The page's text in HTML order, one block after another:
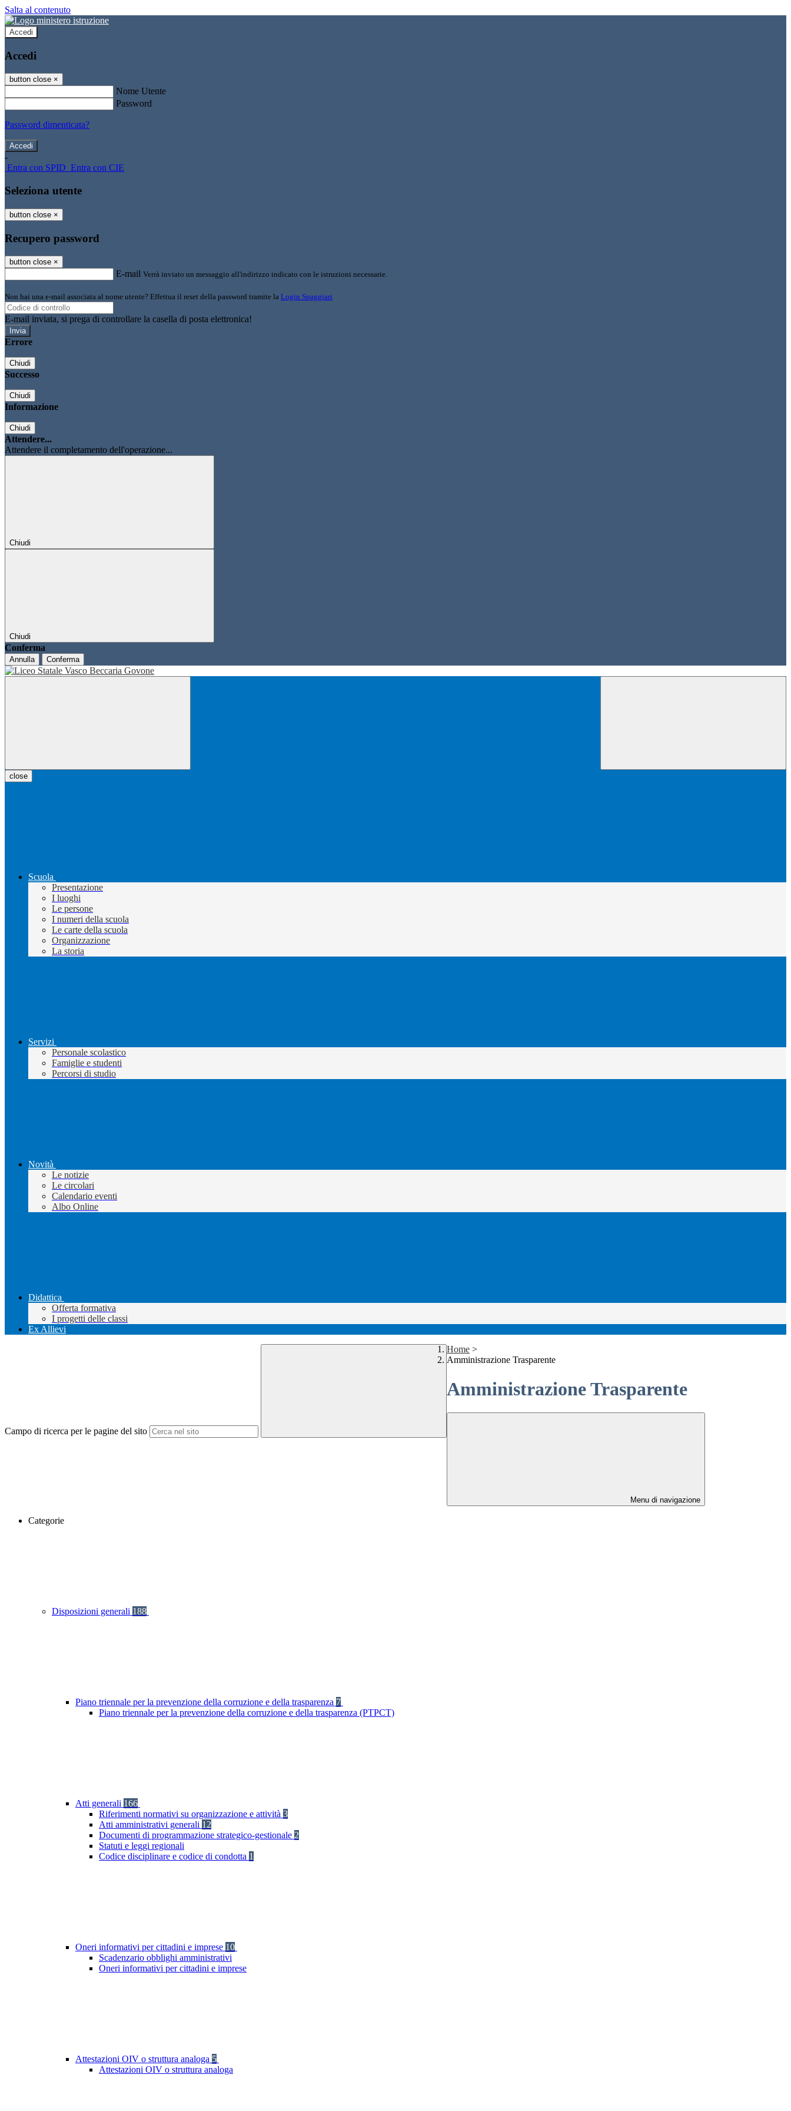
Salta al contenuto
Accedi
Accedi
button close ×
Nome Utente
Password
Password dimenticata?
-
Entra con SPID Entra con CIE
Seleziona utente
button close ×
Recupero password
button close ×
E-mail Verrà inviato un messaggio all'indirizzo indicato con le istruzioni necessarie.
Non hai una e-mail associata al nome utente? Effettua il reset della password tramite la Login Spaggiari
E-mail inviata, si prega di controllare la casella di posta elettronica!
Errore
Chiudi
Successo
Chiudi
Informazione
Chiudi
Attendere...
Attendere il completamento dell'operazione...
Chiudi
Chiudi
Conferma
Annulla Conferma
close
Scuola
Presentazione
I luoghi
Le persone
I numeri della scuola
Le carte della scuola
Organizzazione
La storia
Servizi
Personale scolastico
Famiglie e studenti
Percorsi di studio
Novità
Le notizie
Le circolari
Calendario eventi
Albo Online
Didattica
Offerta formativa
I progetti delle classi
Ex Allievi
Campo di ricerca per le pagine del sito
Home >
Amministrazione Trasparente
Amministrazione Trasparente
Menu di navigazione
Categorie
Disposizioni generali 188
Piano triennale per la prevenzione della corruzione e della trasparenza 7
Piano triennale per la prevenzione della corruzione e della trasparenza (PTPCT)
Atti generali 166
Riferimenti normativi su organizzazione e attività 3
Atti amministrativi generali 12
Documenti di programmazione strategico-gestionale 2
Statuti e leggi regionali
Codice disciplinare e codice di condotta 1
Oneri informativi per cittadini e imprese 10
Scadenzario obblighi amministrativi
Oneri informativi per cittadini e imprese
Attestazioni OIV o struttura analoga 5
Attestazioni OIV o struttura analoga